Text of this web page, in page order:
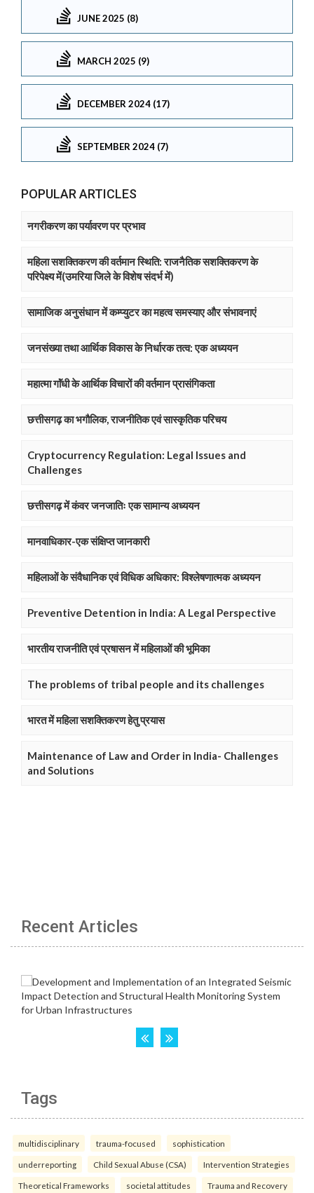
JUNE 2025 (8)
MARCH 2025 (9)
DECEMBER 2024 (17)
SEPTEMBER 2024 (7)
POPULAR ARTICLES
नगरीकरण का पर्यावरण पर प्रभाव
महिला सशक्तिकरण की वर्तमान स्थिति: राजनैतिक सशक्तिकरण के
परिपेक्ष्य में(उमरिया जिले के विशेष संदर्भ में)
सामाजिक अनुसंधान में कम्प्युटर का महत्व समस्याए और संभावनाएं
जनसंख्या तथा आर्थिक विकास के निर्धारक तत्व: एक अध्ययन
महात्मा गाॅंधी के आर्थिक विचारों की वर्तमान प्रासंगिकता
छत्तीसगढ़ का भगौलिक, राजनीतिक एवं सास्कृतिक परिचय
Cryptocurrency Regulation: Legal Issues and
Challenges
छत्तीसगढ़ में कंवर जनजातिः एक सामान्य अध्ययन
मानवाधिकार-एक संक्षिप्त जानकारी
महिलाओं के संवैधानिक एवं विधिक अधिकार: विश्लेषणात्मक अध्ययन
Preventive Detention in India: A Legal Perspective
भारतीय राजनीति एवं प्रषासन में महिलाओं की भूमिका
The problems of tribal people and its challenges
भारत में महिला सशक्तिकरण हेतु प्रयास
Maintenance of Law and Order in India- Challenges
and Solutions
Recent Articles
Tags
multidisciplinary trauma-focused sophistication
underreporting Child Sexual Abuse (CSA) Intervention Strategies
Theoretical Frameworks societal attitudes Trauma and Recovery